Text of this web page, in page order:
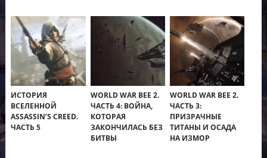
ИСТОРИЯ
ВСЕЛЕННОЙ
ASSASSIN’S CREED.
ЧАСТЬ 5
WORLD WAR BEE 2.
ЧАСТЬ 4: ВОЙНА,
КОТОРАЯ
ЗАКОНЧИЛАСЬ БЕЗ
БИТВЫ
WORLD WAR BEE 2.
ЧАСТЬ 3:
ПРИЗРАЧНЫЕ
ТИТАНЫ И ОСАДА
НА ИЗМОР